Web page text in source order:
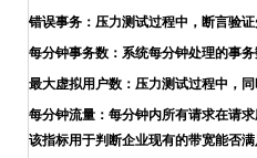
错误事务：压力测试过程中，断言验证
每分钟事务数：系统每分钟处理的事务
最大虚拟用户数：压力测试过程中，
每分钟流量： 每分钟内所有请求在请
该指标用于判断企业现有的带宽能否